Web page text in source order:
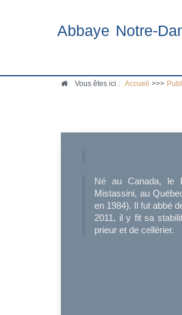
Abbaye Notre-
Vous êtes ici : Accueil >>>
Né au Canada, le
Mistassini, au
en 1984). Il fut abbé
2011, il y fit sa
prieur et de cellérier.